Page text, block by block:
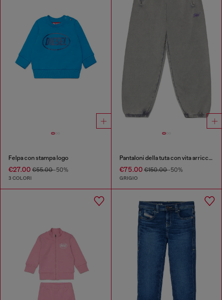
Felpa con stampa logo
€27.00 €55.00-50%
3 COLORI
Pantaloni della tuta con vita arricciata
€75.00€150.00-50%
GRIGIO